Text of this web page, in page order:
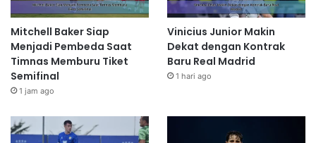
Mitchell Baker Siap
Menjadi Pembeda Saat
Timnas Memburu Tiket
Semifinal
1 jam ago
Vinicius Junior Makin
Dekat dengan Kontrak
Baru Real Madrid
1 hari ago